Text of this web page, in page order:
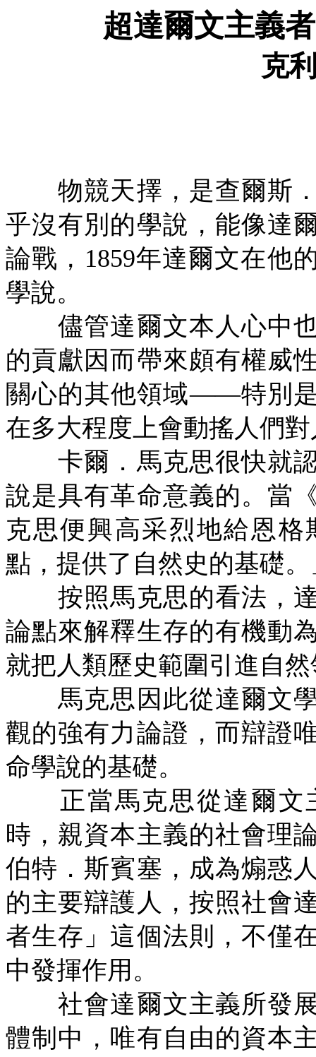
超達爾文主義
克
物競天擇，是查爾斯．
乎沒有別的學說，能像達
論戰， 1859年達爾文在他
學說。
儘管達爾文本人心中也
的貢獻因而帶來頗有權威
關心的其他領域——特別
在多大程度上會動搖人們
卡爾．馬克思很快就認
說是具有革命意義的。當
克思便興高采烈地給恩
點，提供了自然史的基礎。
按照馬克思的看法，達
論點來解釋生存的有機動
就把人類歷史範圍引進自
馬克思因此從達爾文學
觀的強有力論證，而辯證
命學說的基礎。
正當馬克思從達爾文
時，親資本主義的社會理
伯特．斯賓塞，成為煽惑
的主要辯護人，按照社會
者生存」這個法則，不僅
中發揮作用。
社會達爾文主義所發展
體制中，唯有自由的資本